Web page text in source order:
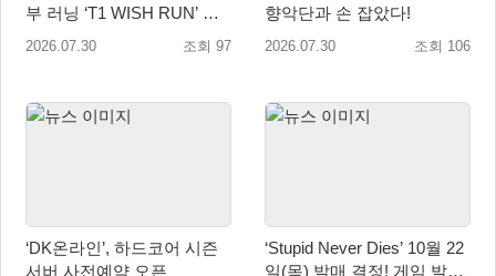
부 러닝 ‘T1 WISH RUN’ 개
최…수익금 전액 사회 환원
2026.07.30 조회 97
향악단과 손 잡았다!
2026.07.30 조회 106
‘DK온라인’, 하드코어 시즌
서버 사전예약 오픈
‘Stupid Never Dies’ 10월 22
일(목) 발매 결정! 게임 발매